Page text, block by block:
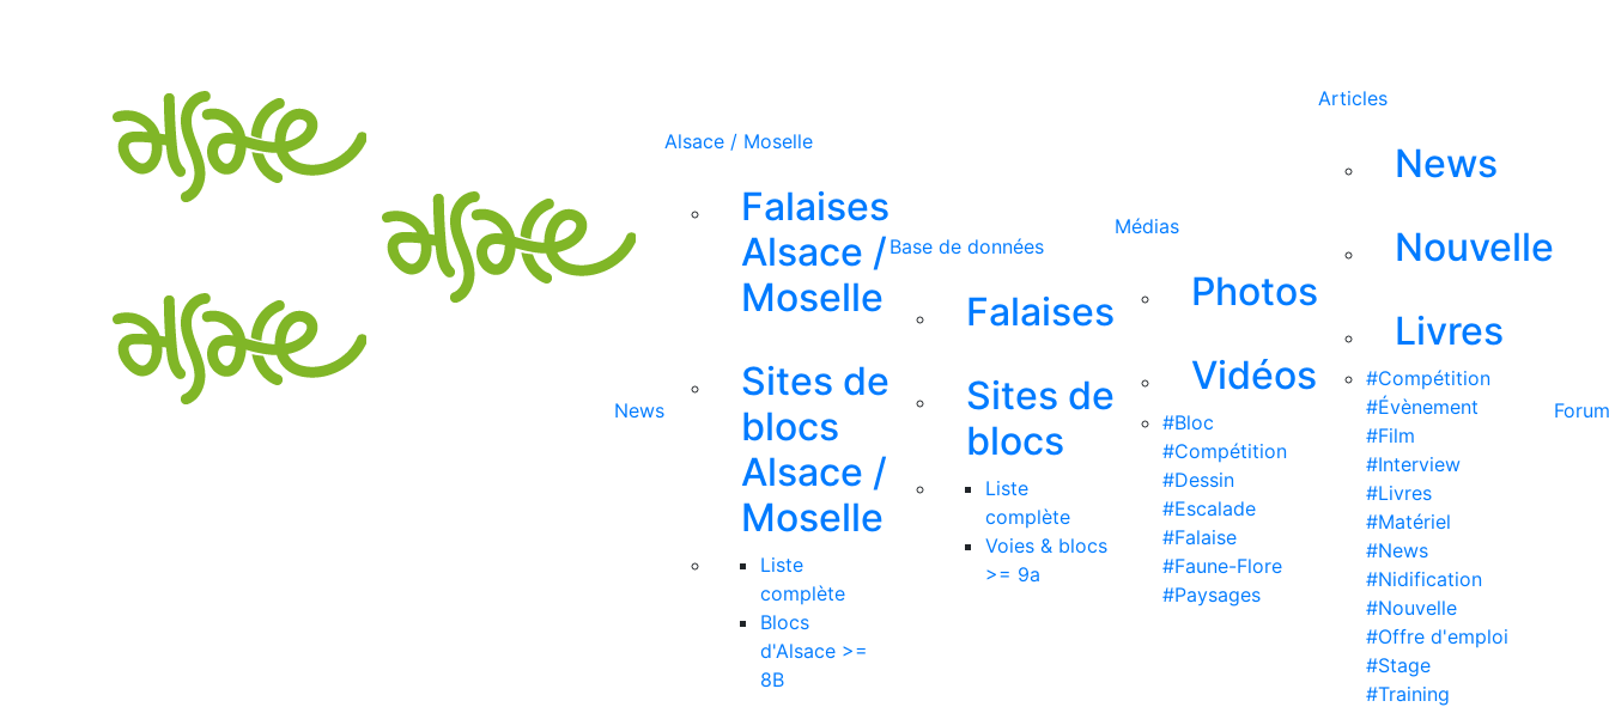
News
Alsace / Moselle
Falaises
Alsace /
Moselle
Sites de
blocs
Alsace /
Moselle
Liste
complète
Blocs
d'Alsace >=
8B
Base de données
Falaises
Sites de
blocs
Liste
complète
Voies & blocs
>= 9a
Médias
Photos
Vidéos
#Bloc
#Compétition
#Dessin
#Escalade
#Falaise
#Faune-Flore
#Paysages
Articles
News
Nouvelle
Livres
#Compétition
#Évènement
#Film
#Interview
#Livres
#Matériel
#News
#Nidification
#Nouvelle
#Offre d'emploi
#Stage
#Training
Forum